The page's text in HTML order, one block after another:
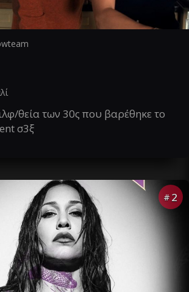
θεία των 30ς που βαρέθηκε το
σ3ξ
# 2